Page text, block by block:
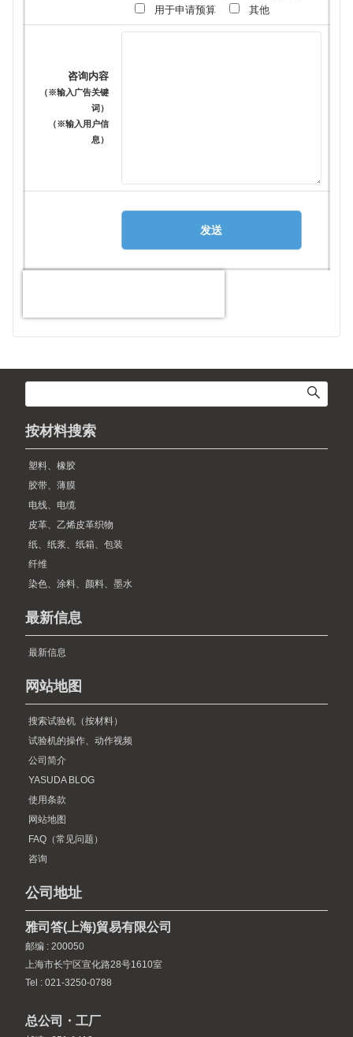
用于申请预算
其他
咨询内容
（※输入广告关键
词）
（※输入用户信
息）
按材料搜索
塑料、橡胶
胶带、薄膜
电线、电缆
皮革、乙烯皮革织物
纸、纸浆、纸箱、包装
纤维
染色、涂料、颜料、墨水
最新信息
最新信息
网站地图
搜索试验机（按材料）
试验机的操作、动作视频
公司简介
YASUDA BLOG
使用条款
网站地图
FAQ（常见问题）
咨询
公司地址
雅司答(上海)貿易有限公司
邮编 : 200050
上海市长宁区宣化路28号1610室
Tel : 021-3250-0788
总公司・工厂